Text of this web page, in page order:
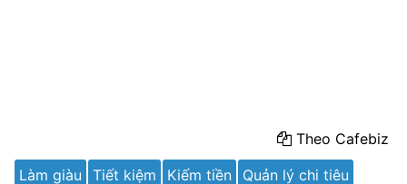
Theo Cafebiz
Làm giàu
Tiết kiệm Kiếm tiền Quản lý chi tiêu